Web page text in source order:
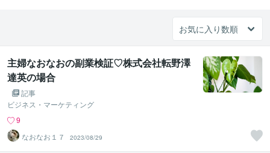
主婦なおなおの副業検証♡株式会社転野澤
達英の場合
記事
ビジネス・マーケティング
9
なおなお１７
2023/08/29